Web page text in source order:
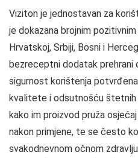
Viziton je jednostavan za
je dokazana brojnim
Hrvatskoj, Srbiji, Bosni i
bezreceptni dodatak prehrani
sigurnost korištenja
kvalitete i odsutnošću štetnih
kako im proizvod pruža
nakon primjene, te se često
svakodnevnom očnom